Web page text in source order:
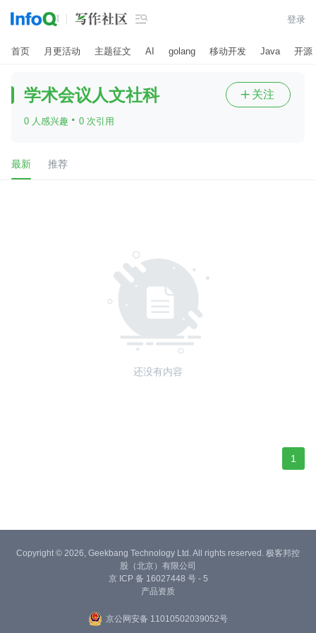
 登录
首页 月更活动 主题征文 AI golang 移动开发 Java 开源
学术会议人文社科
0 人感兴趣 · 0 次引用
 关注
最新 推荐
还没有内容
1
Copyright © 2026, Geekbang Technology Ltd. All rights reserved. 极客邦控
股（北京）有限公司
京 ICP 备 16027448 号 - 5
产品资质
京公网安备 11010502039052号